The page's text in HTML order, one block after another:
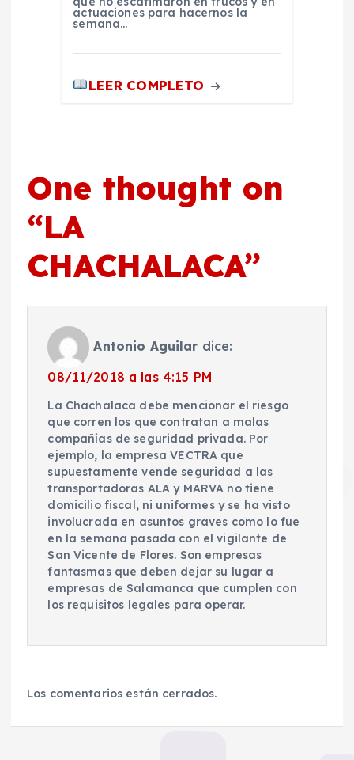
actuaciones para hacernos la
semana…
LEER COMPLETO
One thought on
“LA
CHACHALACA”
Antonio Aguilar dice:
08/11/2018 a las 4:15 PM
La Chachalaca debe mencionar el riesgo
que corren los que contratan a malas
compañías de seguridad privada. Por
ejemplo, la empresa VECTRA que
supuestamente vende seguridad a las
transportadoras ALA y MARVA no tiene
domicilio fiscal, ni uniformes y se ha visto
involucrada en asuntos graves como lo fue
en la semana pasada con el vigilante de
San Vicente de Flores. Son empresas
fantasmas que deben dejar su lugar a
empresas de Salamanca que cumplen con
los requisitos legales para operar.
Los comentarios están cerrados.